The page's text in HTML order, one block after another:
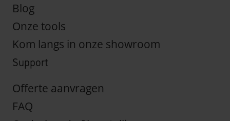
Blog
Onze tools
Kom langs in onze showroom
Support
Offerte aanvragen
FAQ